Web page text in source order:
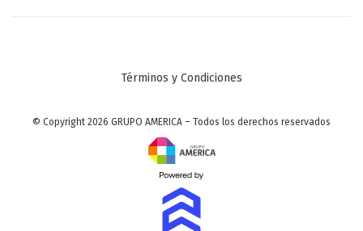
Términos y Condiciones
© Copyright 2026 GRUPO AMERICA – Todos los derechos reservados